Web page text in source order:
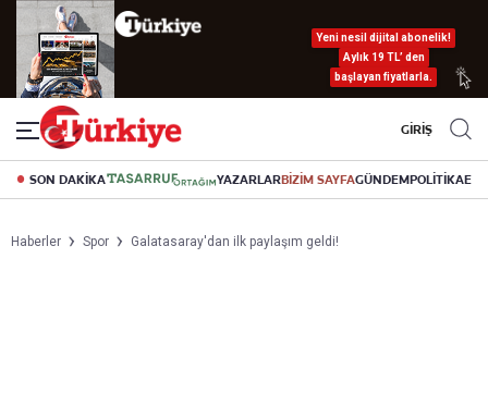
Yeni nesil dijital abonelik!
Aylık 19 TL’ den
başlayan fiyatlarla.
GİRİŞ
SON DAKİKA YAZARLARBİZİM SAYFAGÜNDEMPOLİTİKA
Haberler Spor Galatasaray'dan ilk paylaşım geldi!